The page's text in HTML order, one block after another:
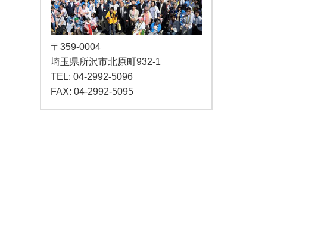
〒359-0004
埼玉県所沢市北原町932-1
TEL: 04-2992-5096
FAX: 04-2992-5095